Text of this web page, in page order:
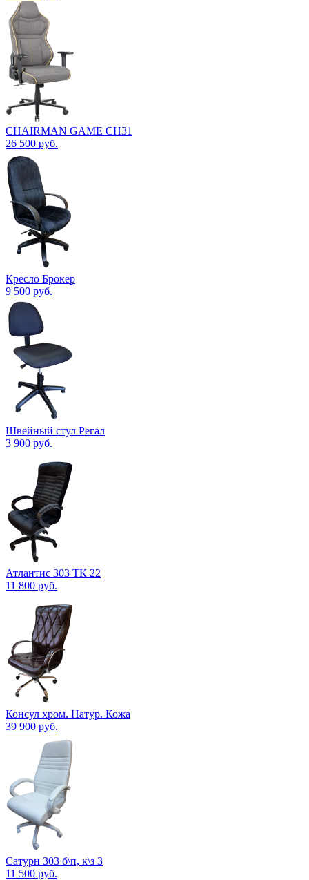
CHAIRMAN GAME CH31
26 500 руб.
Кресло Брокер
9 500 руб.
Швейный стул Регал
3 900 руб.
Атлантис 303 ТК 22
11 800 руб.
Консул хром. Натур. Кожа
39 900 руб.
Сатурн 303 б\п, к\з 3
11 500 руб.